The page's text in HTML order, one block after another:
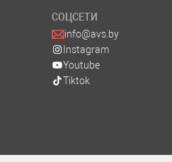
СОЦСЕТИ
info@avs.by
Instagram
Youtube
Tiktok